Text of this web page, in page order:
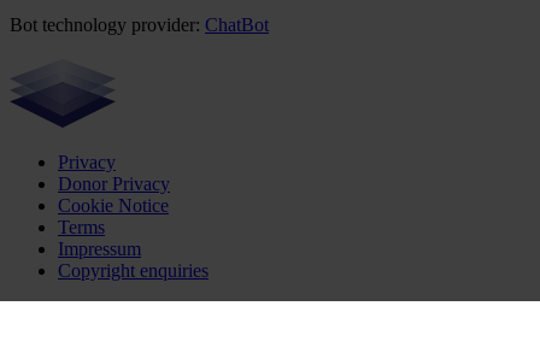
Bot technology provider: ChatBot
Privacy
Donor Privacy
Cookie Notice
Terms
Impressum
Copyright enquiries